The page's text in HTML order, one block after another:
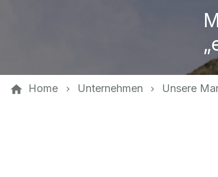
Home Unternehmen Unsere